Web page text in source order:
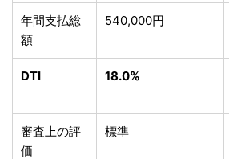
年間支払総
額
540,000円
DTI 18.0%
審査上の評
価
標準